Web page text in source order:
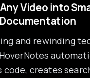
Video into
Documentation
and rewinding
code, creates